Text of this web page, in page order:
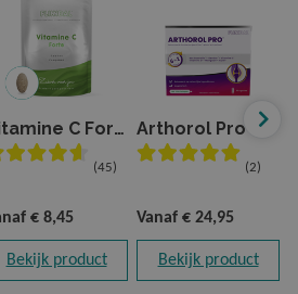
Vitamine C Forte
(45)
€ 8,45
Bekijk product
Arthorol Pro
(2)
Vanaf € 24,95
Bekijk product